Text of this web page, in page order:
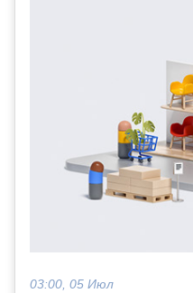
03:00, 05 Июл